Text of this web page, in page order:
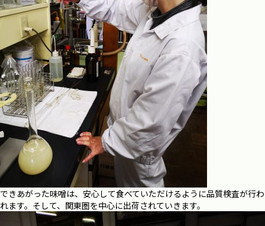
できあがった味噌は、安心して食べていただけるように品質検査が行わ
れます。そして、関東圏を中心に出荷されていきます。